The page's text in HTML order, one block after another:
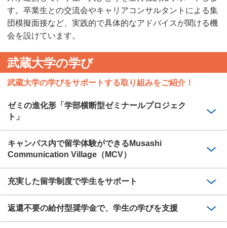
す。卒業生との交流会やキャリアコンサルタントによる集
団模擬面接など、実践的で具体的なアドバイスが聞ける機
会を設けています。
武蔵大学の学び
武蔵大学の学びをサポートする取り組みをご紹介！
ゼミの進化形「学部横断型ゼミナールプロジェク
ト」
キャンパス内で留学体験ができるMusashi
Communication Village（MCV）
充実した留学制度で学生をサポート
返還不要の給付型奨学金で、学生の学びを支援